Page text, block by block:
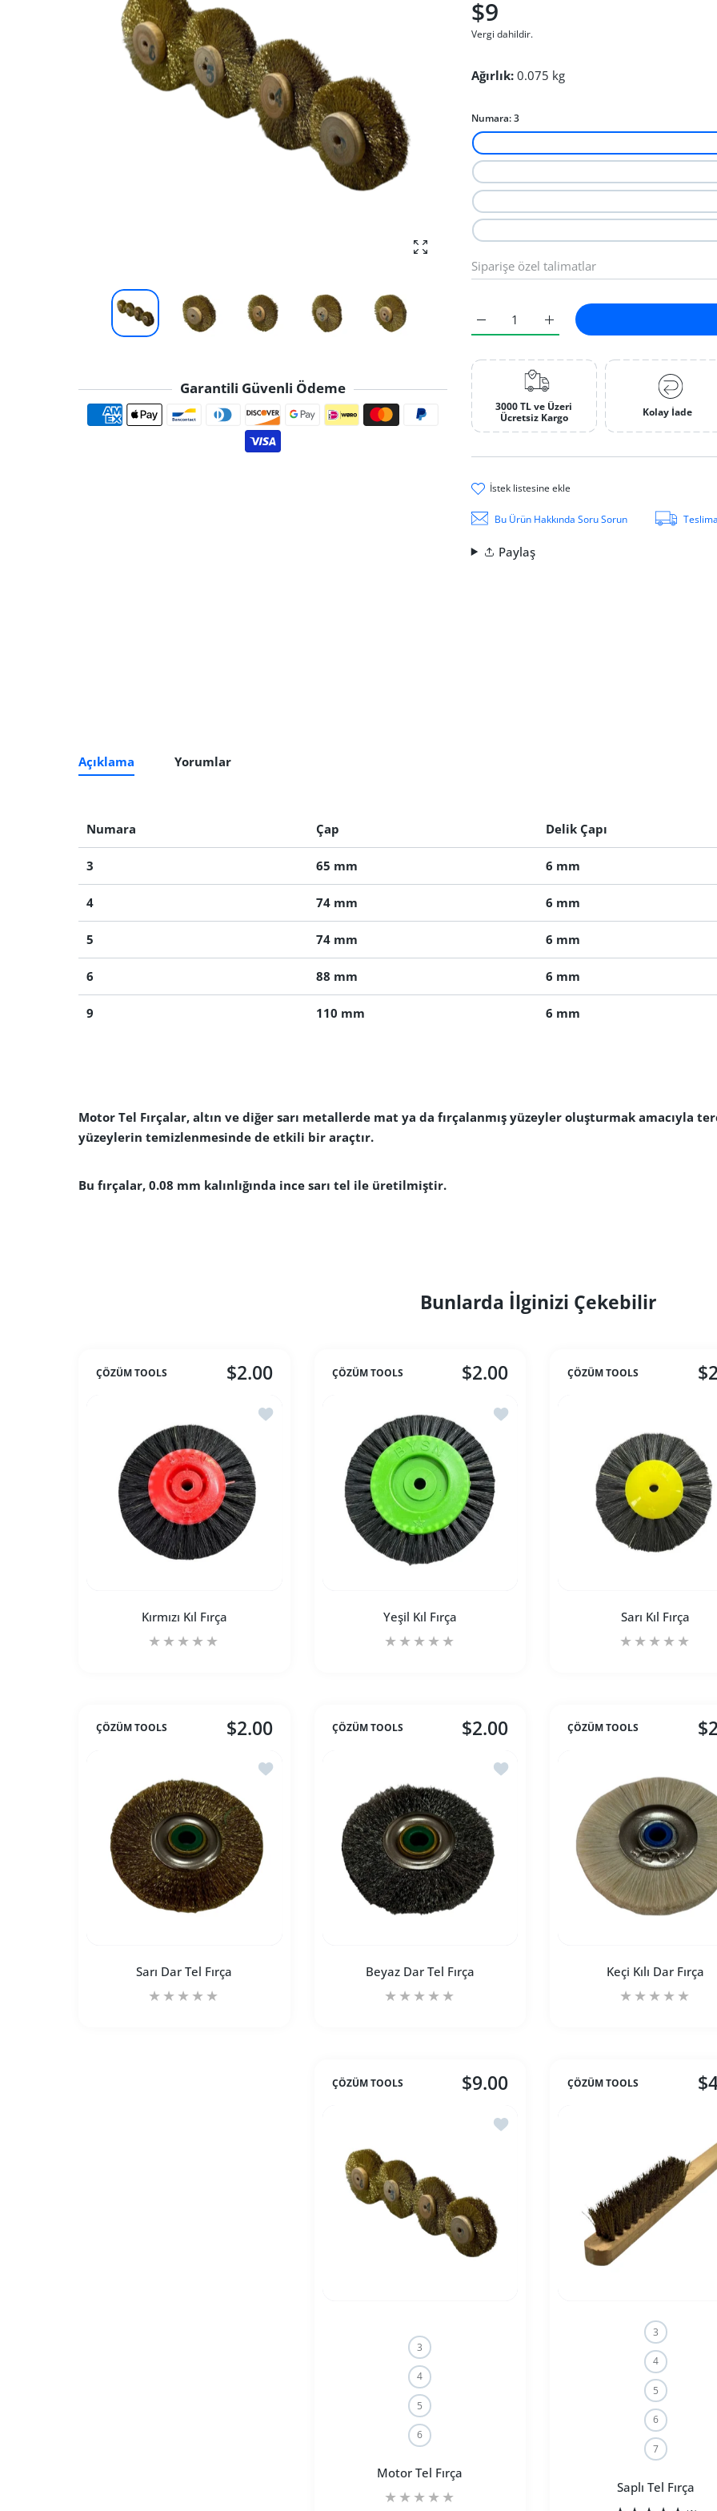
fotoğrafı büyüt
Garantili Güvenli Ödeme
Ödeme yöntemleri
$9
Vergi dahildir.
Ağırlık:0.075 kg
Numara:3
Motor Tel Fırça 3 için adedi
Motor Tel Fırça 3 için adedi artırın
3000 TL ve Üzeri
Ücretsiz Kargo
Kolay İade
i̇stek li̇stesi̇ne ekle
Bu Ürün Hakkında Soru Sorun
Paylaş
Açıklama Yorumlar
Numara Çap Delik Çapı
3 65 mm 6 mm
4 74 mm 6 mm
5 74 mm 6 mm
6 88 mm 6 mm
9 110 mm 6 mm
Motor Tel Fırçalar, altın ve diğer sarı metallerde mat ya da fırçalanmış yüzeyler oluşturmak amacıyla
yüzeylerin temizlenmesinde de etkili bir araçtır.
Bu fırçalar, 0.08 mm kalınlığında ince sarı tel ile üretilmiştir.
Bunlarda İlginizi Çekebilir
ÇÖZÜM TOOLS $2.00
İstek listesine ekle Kırmızı Kıl Fırça
Kırmızı Kıl Fırça
Kırmızı Kıl Fırça Default Title için adedi artırın
Kırmızı Kıl Fırça Default Title için adedi artırın
SEPETE EKLE
ÇÖZÜM TOOLS $2.00
İstek listesine ekle Yeşil Kıl Fırça
Yeşil Kıl Fırça
Yeşil Kıl Fırça Default Title için adedi artırın
Yeşil Kıl Fırça Default Title için adedi artırın
ÇÖZÜM TOOLS
Sarı Kıl Fırça
Sarı Kıl Fırça
SEPETE EKLE
ÇÖZÜM TOOLS $2.00
İstek listesine ekle Sarı Dar Tel Fırça
Sarı Dar Tel Fırça
Sarı Dar Tel Fırça Default Title için adedi artırın
Sarı Dar Tel Fırça Default Title için adedi artırın
ÇÖZÜM TOOLS $2.00
İstek listesine ekle Beyaz Dar Tel Fırça
Beyaz Dar Tel Fırça
Beyaz Dar Tel Fırça Default Title için adedi
Beyaz Dar Tel Fırça Default Title için adedi artırın
ÇÖZÜM TOOLS
Keçi Kılı Dar Fırça
Keçi Kılı Dar
ÇÖZÜM TOOLS $9.00
İstek listesine ekle Motor Tel Fırça
3
4
5
6
Motor Tel Fırça
ÇÖZÜM TOOLS
3
4
5
6
7
Saplı Tel Fırça